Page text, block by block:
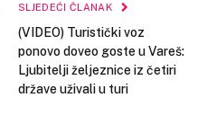
SLJEDEĆI ČLANAK
(VIDEO) Turistički voz
ponovo doveo goste u Vareš:
Ljubitelji željeznice iz četiri
države uživali u turi